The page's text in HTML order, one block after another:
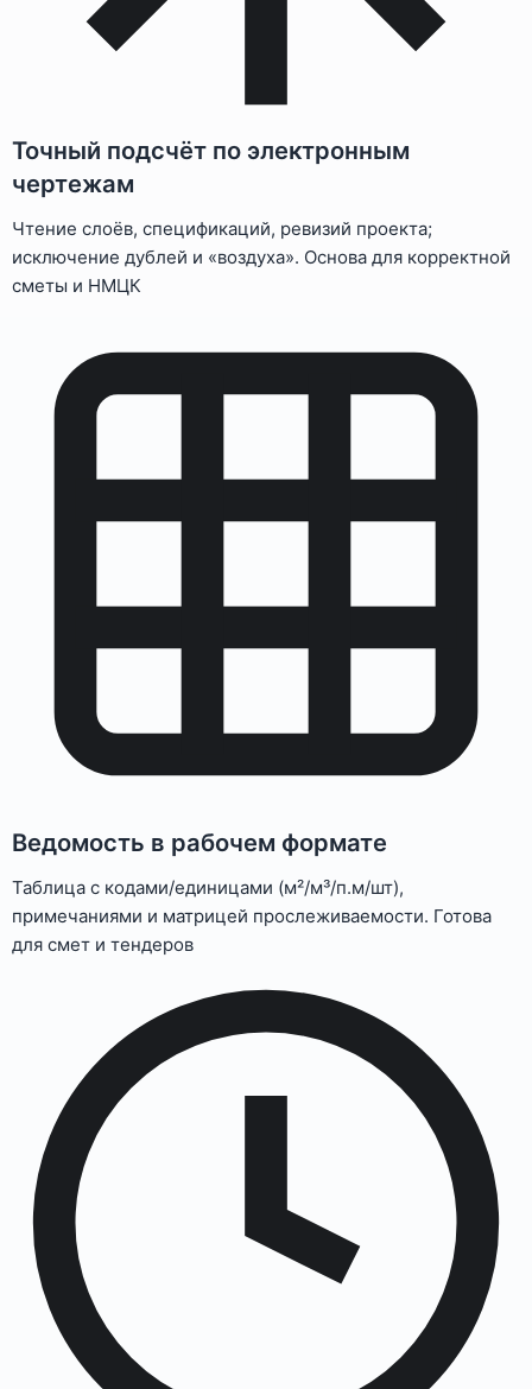
Точный подсчёт по электронным
чертежам
Чтение слоёв, спецификаций, ревизий проекта;
исключение дублей и «воздуха». Основа для корректной
сметы и НМЦК
Ведомость в рабочем формате
Таблица с кодами/единицами (м²/м³/п.м/шт),
примечаниями и матрицей прослеживаемости. Готова
для смет и тендеров